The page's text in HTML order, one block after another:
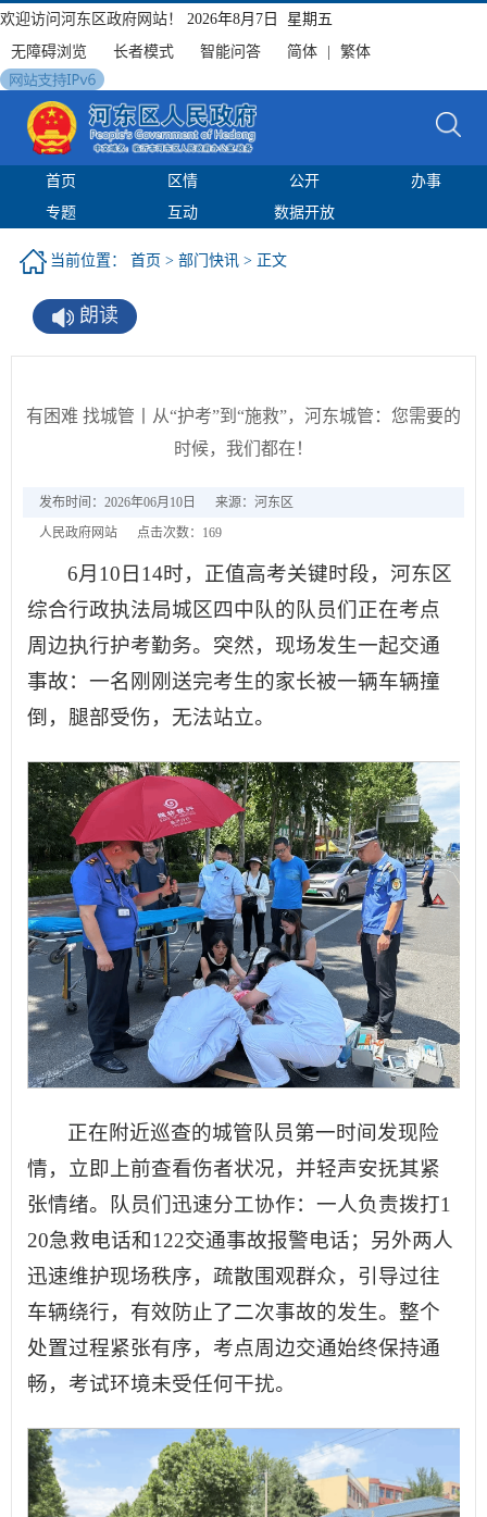
欢迎访问河东区政府网站！
2026年8月7日 星期五
无障碍浏览
长者模式 智能问答 简体 繁体
首页 区情 公开
办事
专题
互动 数据开放
当前位置： 首页 > 部门快讯 > 正文
朗读
有困难 找城管丨从“护考”到“施救”，河东城管：您需要的
时候，我们都在！
发布时间：2026年06月10日
来源：河东区
人民政府网站
点击次数： 169
6月10日14时，正值高考关键时段，河东区
综合行政执法局城区四中队的队员们正在考点
周边执行护考勤务。突然，现场发生一起交通
事故：一名刚刚送完考生的家长被一辆车辆撞
倒，腿部受伤，无法站立。
正在附近巡查的城管队员第一时间发现险
情，立即上前查看伤者状况，并轻声安抚其紧
张情绪。队员们迅速分工协作：一人负责拨打1
20急救电话和122交通事故报警电话；另外两人
迅速维护现场秩序，疏散围观群众，引导过往
车辆绕行，有效防止了二次事故的发生。整个
处置过程紧张有序，考点周边交通始终保持通
畅，考试环境未受任何干扰。